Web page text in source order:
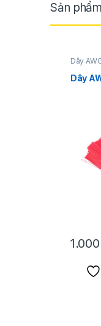
Sản
Dây
Dây
1.000
Sản